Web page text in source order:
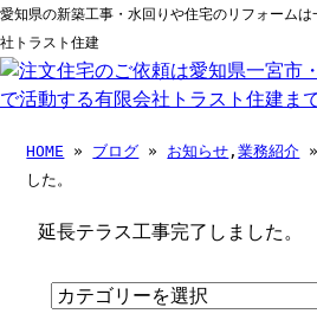
愛知県の新築工事・水回りや住宅のリフォームは
社トラスト住建
HOME » ブログ » お知らせ ,業務紹介
した。
延長テラス工事完了しました。